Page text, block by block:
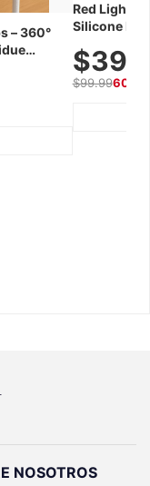
– 360°
Red Light
Silicone
$99.9960%
NOSOTROS